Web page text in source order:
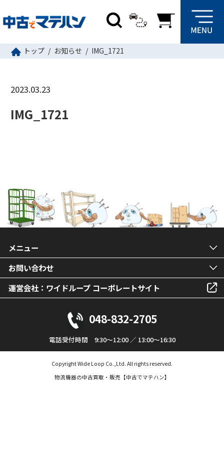
トップ お知らせ IMG_1721
2023.03.23
IMG_1721
メニュー
お問い合わせ
運営会社：ワイドループ コーポレートサイト
048-832-2705
電話受付時間 9:30～12:00 ／ 13:00～16:30
Copyright Wide Loop Co.,Ltd. All rights reserved.
物流機器の中古買取・販売【中古でマテハン】